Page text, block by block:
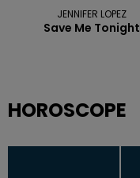
JENNIFER LOPEZ
Save Me Tonight
HOROSCOPE